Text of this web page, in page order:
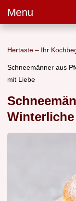
Menu
Hertaste – Ihr
Schneemänner aus
mit Liebe